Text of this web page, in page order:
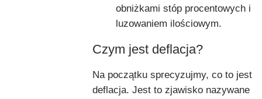
obniżkami stóp procentowych i
luzowaniem ilościowym.
Czym jest deflacja?
Na początku sprecyzujmy, co to jest
deflacja. Jest to zjawisko nazywane